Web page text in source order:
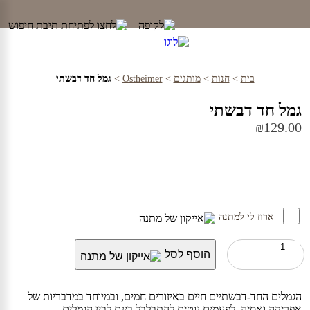
content
בית >חנות >מותגים >
Ostheimer
> גמל חד דבשתי
גמל חד דבשתי
₪129.00
ארוז לי למתנה
כמות
גמל
דבשתי
הוסף לסל
הגמלים החד-דבשתיים חיים באיזורים חמים, ובמיוחד במדבריות של